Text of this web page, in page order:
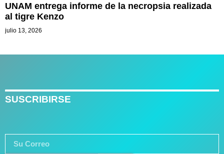
UNAM entrega informe de la necropsia realizada
al tigre Kenzo
julio 13, 2026
SUSCRIBIRSE